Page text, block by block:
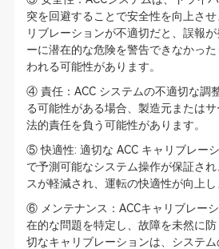
突を回避することで安全性を向上さ
リブレーションが不適切だと、誤報
ーに潜在的な危険を警告できなかっ
われる可能性があります。
④ 責任：ACC システムの不適切な調
る可能性がある場合、製造元または
法的責任を負う可能性があります。
⑤ 快適性: 適切な ACC キャリブレー
で予測可能なシステム操作が保証さ
スが軽減され、運転の快適性が向上し
⑥ メンテナンス：ACCキャリブレー
在的な問題を特定し、故障を未然に
切なキャリブレーションは、システ